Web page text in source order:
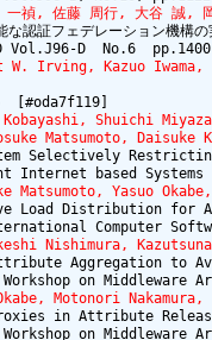
禎, 佐藤 周行, 大谷 誠,
な認証フェデレーション機構
W. Irving, Kazuo
Kobayashi, Shuichi
Matsumoto,
Selectively
Matsumoto, Yasuo Okabe,
Load Distribution for
Nishimura,
Aggregation to
Motonori
in Attribute